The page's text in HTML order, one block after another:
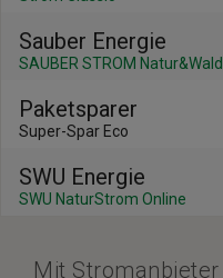
Sauber Energie
SAUBER STROM Natur&Wald
Paketsparer
Super-Spar Eco
SWU Energie
SWU NaturStrom Online
Mit